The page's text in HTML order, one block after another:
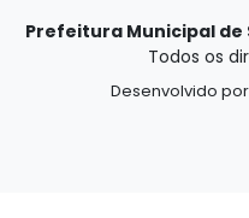
Prefeitura Municipal de
Todos os
Desenvolvido por